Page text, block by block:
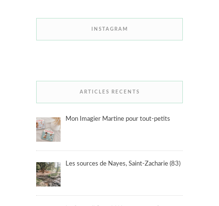
INSTAGRAM
ARTICLES RECENTS
Mon Imagier Martine pour tout-petits
Les sources de Nayes, Saint-Zacharie (83)